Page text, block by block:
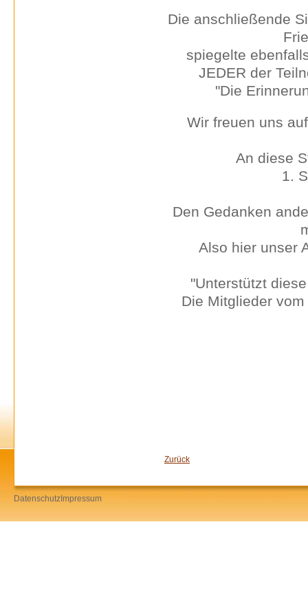
Die anschließende
spiegelte
JEDER der
"Die
Wir freuen uns
An diese
1.
Den Gedanken
Also hier unser
"Unterstützt
Die Mitglieder
Zurück
Datenschutz Impressum